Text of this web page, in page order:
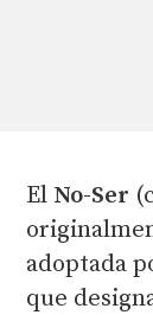
El No-Ser
adoptada
que